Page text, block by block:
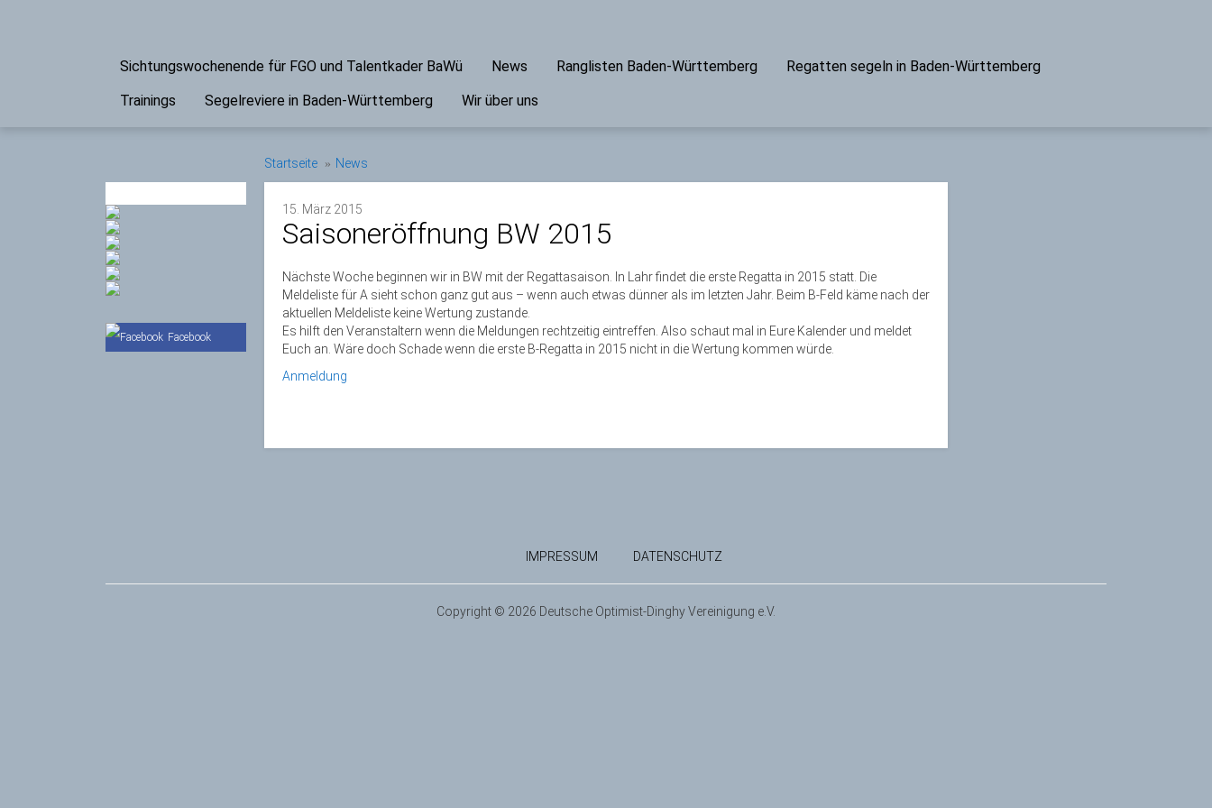
Sichtungswochenende für FGO und Talentkader BaWü News Ranglisten Baden-Württemberg
Regatten segeln in Baden-Württemberg
Trainings
Segelreviere in Baden-Württemberg Wir über uns
Facebook
Startseite News
15. März 2015
Saisoneröffnung BW 2015
Nächste Woche beginnen wir in BW mit der Regattasaison. In Lahr findet die erste Regatta in 2015 statt. Die
Meldeliste für A sieht schon ganz gut aus – wenn auch etwas dünner als im letzten Jahr. Beim B-Feld käme nach der
aktuellen Meldeliste keine Wertung zustande.
Es hilft den Veranstaltern wenn die Meldungen rechtzeitig eintreffen. Also schaut mal in Eure Kalender und meldet
Euch an. Wäre doch Schade wenn die erste B-Regatta in 2015 nicht in die Wertung kommen würde.
Anmeldung
IMPRESSUM DATENSCHUTZ
Copyright © 2026 Deutsche Optimist-Dinghy Vereinigung e.V.